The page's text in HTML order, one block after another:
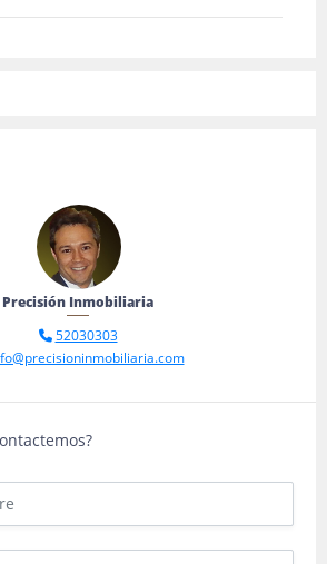
Precisión Inmobiliaria
52030303